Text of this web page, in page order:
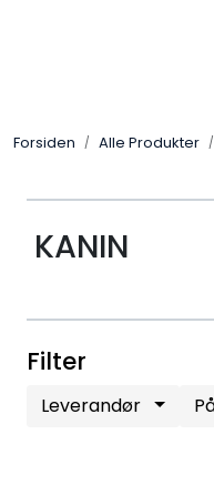
Forsiden Alle Produkter
KANIN
Filter
Leverandør
Leverandører